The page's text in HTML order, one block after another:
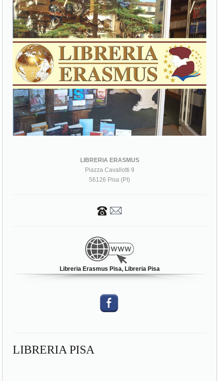
LIBRERIA ERASMUS
Piazza Cavallotti 9
56126 Pisa (PI)
Libreria Erasmus Pisa, Libreria Pisa
LIBRERIA PISA